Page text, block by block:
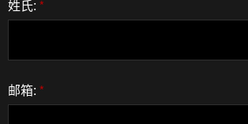
*
邮箱: